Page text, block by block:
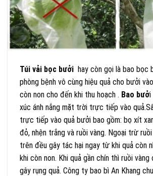
Túi vải bọc bưởi hay còn gọi là bao bọc
phòng bệnh vô cùng hiệu quả cho bưởi
còn non cho đến khi thu hoạch . Bao bưởi
xúc ánh nắng mặt trời trực tiếp vào
trực tiếp vào quả bưởi bao gồm: bọ xít
đỏ, nhện trắng và ruồi vàng. Ngoại trừ
trên đều gây tác hại ngay từ khi quả còn
khi còn non. Khi quả gần chín thì ruồi
gây rụng quả. Công ty bao bì An Khang